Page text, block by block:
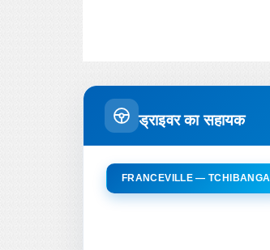
ड्राइवर का सहायक
FRANCEVILLE — TCHIBANGA